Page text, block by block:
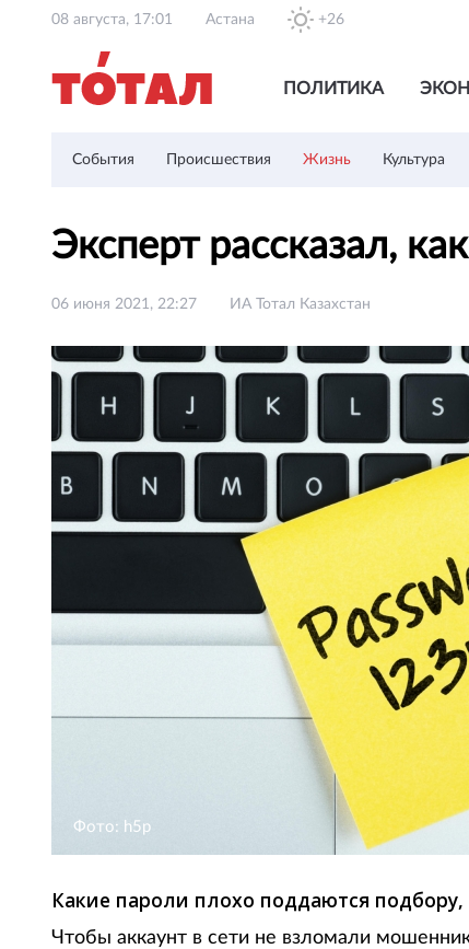
08 августа, 17:01 Астана +26
ПОЛИТИКА
События Происшествия Жизнь Культура
Эксперт рассказал,
06 июня 2021, 22:27 ИА Тотал Казахстан
Фото: h5p
Какие пароли плохо поддаются подбору,
Чтобы аккаунт в сети не взломали